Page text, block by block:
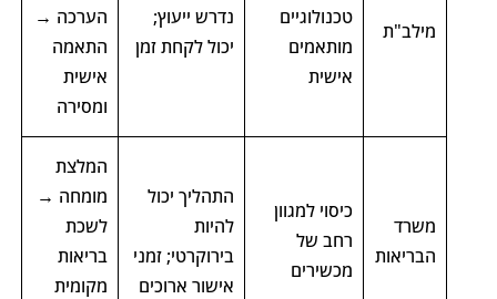
מילב"ת
טכנולוגיים
מותאמים
אישית
נדרש ייעוץ;
יכול לקחת זמן
הערכה →
התאמה
אישית
ומסירה
משרד
הבריאות
כיסוי למגוון
רחב של
מכשירים
התהליך יכול
להיות
בירוקרטי; זמני
אישור ארוכים
המלצת
מומחה →
לשכת
בריאות
מקומית